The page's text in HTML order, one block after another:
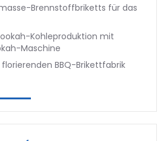
Brennstoffbriketts für das
Kohleproduktion mit
Maschine
BBQ-Brikettfabrik